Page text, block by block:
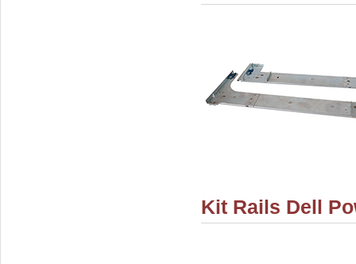
Kit Rails Dell